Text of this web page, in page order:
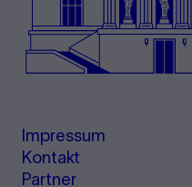
Impressum
Kontakt
Partner